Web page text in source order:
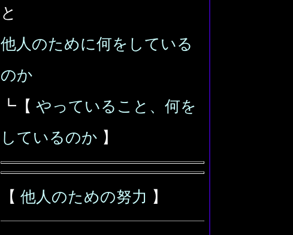
と
他人のために何をしている
のか
┗【 やっていること、何を
しているのか 】
【 他人のための努力 】